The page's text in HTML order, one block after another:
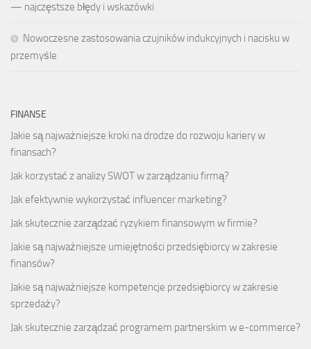
— najczęstsze błędy i wskazówki
Nowoczesne zastosowania czujników indukcyjnych i nacisku w
przemyśle
FINANSE
Jakie są najważniejsze kroki na drodze do rozwoju kariery w
finansach?
Jak korzystać z analizy SWOT w zarządzaniu firmą?
Jak efektywnie wykorzystać influencer marketing?
Jak skutecznie zarządzać ryzykiem finansowym w firmie?
Jakie są najważniejsze umiejętności przedsiębiorcy w zakresie
finansów?
Jakie są najważniejsze kompetencje przedsiębiorcy w zakresie
sprzedaży?
Jak skutecznie zarządzać programem partnerskim w e-commerce?